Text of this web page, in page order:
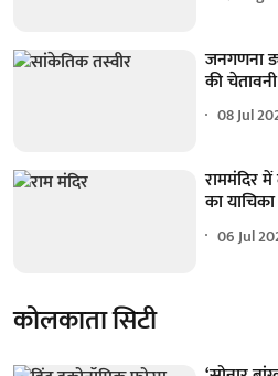
जनगणना
की चेतावनी
08 Jul
राममंदिर में
का
06 Jul
कोलकाता सिटी